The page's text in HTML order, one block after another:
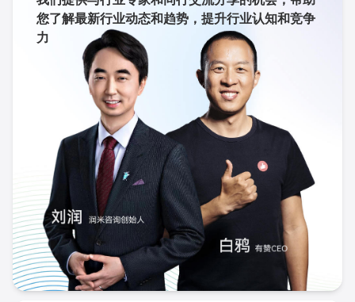
您了解最新行业动态和趋势，提升行业认知和竞争
力